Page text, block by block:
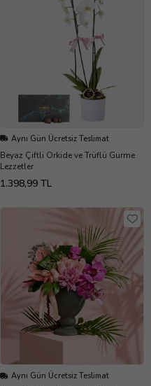
Aynı Gün Ücretsiz Teslimat
Beyaz Çiftli Orkide ve Trüflü Gurme
Lezzetler
1.398,99 TL
Aynı Gün Ücretsiz Teslimat